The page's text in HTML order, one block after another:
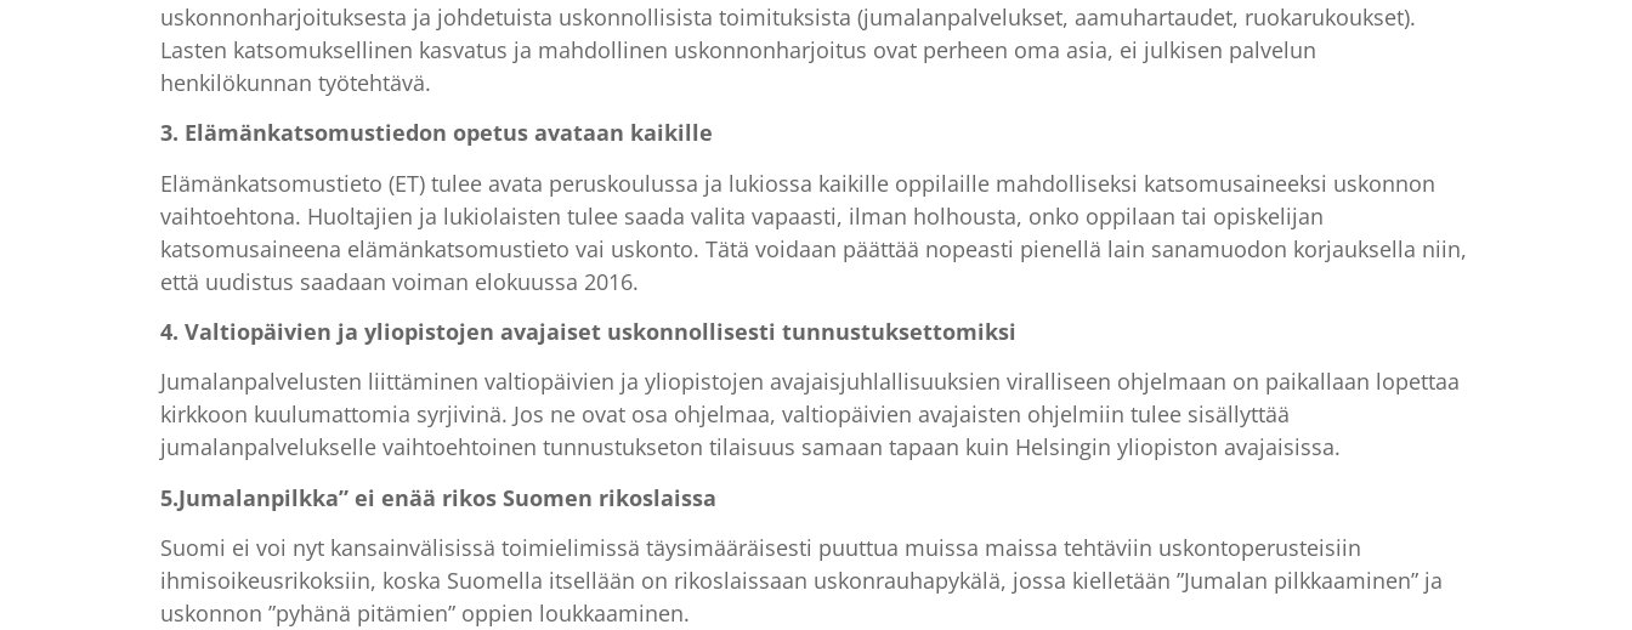
uskonnonharjoituksesta ja johdetuista uskonnollisista toimituksista (jumalanpalvelukset, aamuhartaudet, ruokarukoukset).
Lasten katsomuksellinen kasvatus ja mahdollinen uskonnonharjoitus ovat perheen oma asia, ei julkisen palvelun
henkilökunnan työtehtävä.
3. Elämänkatsomustiedon opetus avataan kaikille
Elämänkatsomustieto (ET) tulee avata peruskoulussa ja lukiossa kaikille oppilaille mahdolliseksi katsomusaineeksi uskonnon
vaihtoehtona. Huoltajien ja lukiolaisten tulee saada valita vapaasti, ilman holhousta, onko oppilaan tai opiskelijan
katsomusaineena elämänkatsomustieto vai uskonto. Tätä voidaan päättää nopeasti pienellä lain sanamuodon korjauksella niin,
että uudistus saadaan voiman elokuussa 2016.
4. Valtiopäivien ja yliopistojen avajaiset uskonnollisesti tunnustuksettomiksi
Jumalanpalvelusten liittäminen valtiopäivien ja yliopistojen avajaisjuhlallisuuksien viralliseen ohjelmaan on paikallaan lopettaa
kirkkoon kuulumattomia syrjivinä. Jos ne ovat osa ohjelmaa, valtiopäivien avajaisten ohjelmiin tulee sisällyttää
jumalanpalvelukselle vaihtoehtoinen tunnustukseton tilaisuus samaan tapaan kuin Helsingin yliopiston avajaisissa.
5.Jumalanpilkka” ei enää rikos Suomen rikoslaissa
Suomi ei voi nyt kansainvälisissä toimielimissä täysimääräisesti puuttua muissa maissa tehtäviin uskontoperusteisiin
ihmisoikeusrikoksiin, koska Suomella itsellään on rikoslaissaan uskonrauhapykälä, jossa kielletään ”Jumalan pilkkaaminen” ja
uskonnon ”pyhänä pitämien” oppien loukkaaminen.